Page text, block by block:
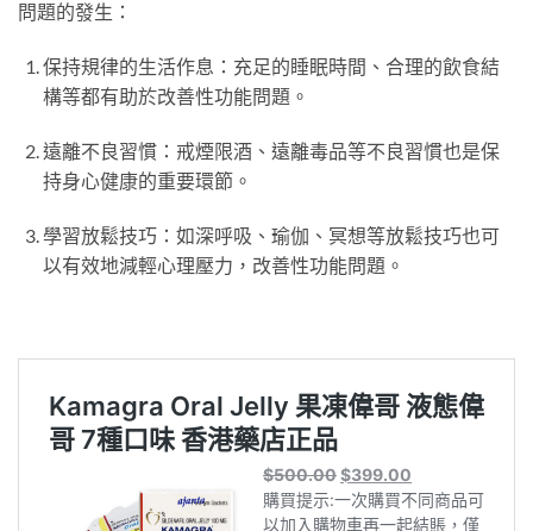
問題的發生：
保持規律的生活作息：充足的睡眠時間、合理的飲食結
構等都有助於改善性功能問題。
遠離不良習慣：戒煙限酒、遠離毒品等不良習慣也是保
持身心健康的重要環節。
學習放鬆技巧：如深呼吸、瑜伽、冥想等放鬆技巧也可
以有效地減輕心理壓力，改善性功能問題。